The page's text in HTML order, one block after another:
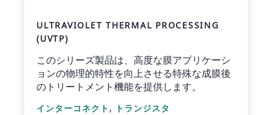
ULTRAVIOLET THERMAL PROCESSING
(UVTP)
このシリーズ製品は、高度な膜アプリケーシ
ョンの物理的特性を向上させる特殊な成膜後
のトリートメント機能を提供します。
インターコネクト , トランジスタ